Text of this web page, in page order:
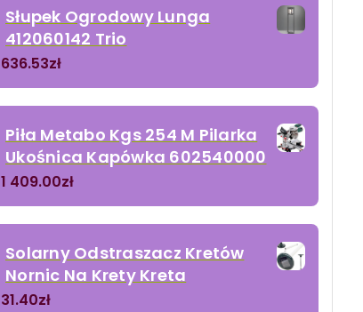
Słupek Ogrodowy Lunga
412060142 Trio
636.53zł
Piła Metabo Kgs 254 M Pilarka
Ukośnica Kapówka 602540000
1 409.00zł
Solarny Odstraszacz Kretów
Nornic Na Krety Kreta
31.40zł